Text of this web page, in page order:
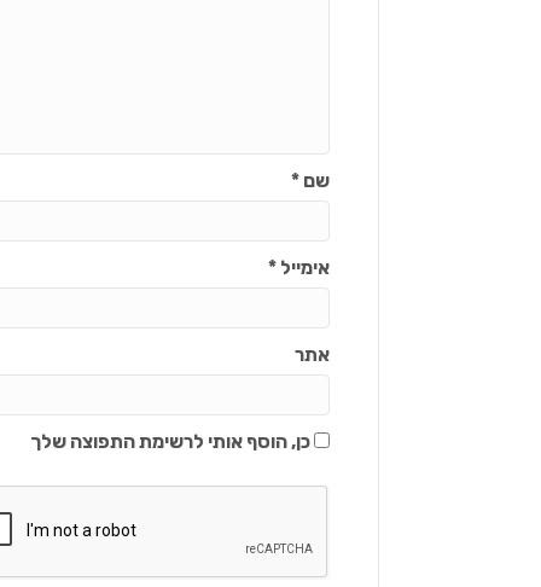
שם*
אימייל*
אתר
כן, הוסף אותי לרשימת התפוצה שלך